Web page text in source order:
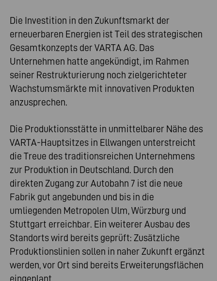
Die Investition in den Zukunftsmarkt der
erneuerbaren Energien ist Teil des strategischen
Gesamtkonzepts der VARTA AG. Das
Unternehmen hatte angekündigt, im Rahmen
seiner Restrukturierung noch zielgerichteter
Wachstumsmärkte mit innovativen Produkten
anzusprechen.
Die Produktionsstätte in unmittelbarer Nähe des
VARTA-Hauptsitzes in Ellwangen unterstreicht
die Treue des traditionsreichen Unternehmens
zur Produktion in Deutschland. Durch den
direkten Zugang zur Autobahn 7 ist die neue
Fabrik gut angebunden und bis in die
umliegenden Metropolen Ulm, Würzburg und
Stuttgart erreichbar. Ein weiterer Ausbau des
Standorts wird bereits geprüft: Zusätzliche
Produktionslinien sollen in naher Zukunft ergänzt
werden, vor Ort sind bereits Erweiterungsflächen
eingeplant.